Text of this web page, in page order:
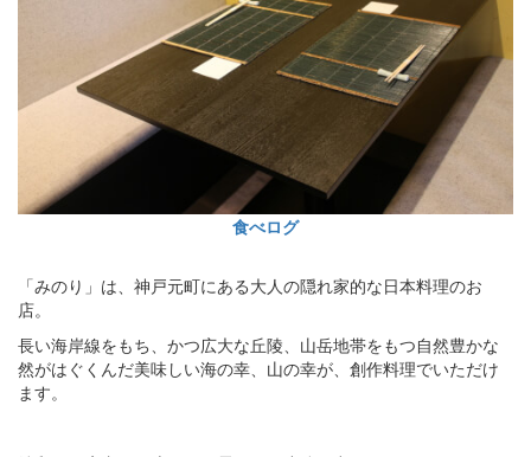
食べログ
「みのり」は、神戸元町にある大人の隠れ家的な日本料理のお
店。
長い海岸線をもち、かつ広大な丘陵、山岳地帯をもつ自然豊かな
然がはぐくんだ美味しい海の幸、山の幸が、創作料理でいただけ
ます。